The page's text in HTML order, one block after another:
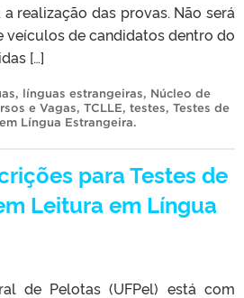
realização das provas. Não será
veículos de candidatos dentro do
[…]
, línguas estrangeiras, Núcleo de
e Vagas, TCLLE, testes, Testes de
Língua Estrangeira.
para Testes de
Leitura em Língua
de Pelotas (UFPel) está com